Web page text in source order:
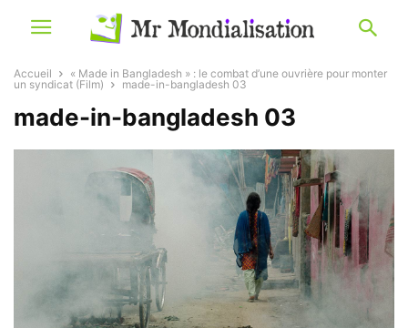
Accueil
« Made in Bangladesh » : le combat d’une ouvrière pour monter
un syndicat (Film)
made-in-bangladesh 03
made-in-bangladesh 03